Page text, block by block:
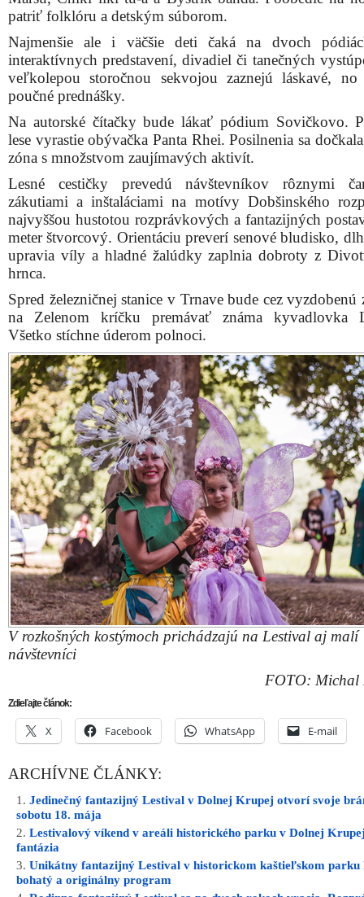
patriť folklóru a detským súborom.
Najmenšie ale i väčšie deti čaká na dvoch
interaktívnych predstavení, divadiel či tanečných
veľkolepou storočnou sekvojou zaznejú láskavé, no
poučné prednášky.
Na autorské čítačky bude lákať pódium Sovičkovo.
lese vyrastie obývačka Panta Rhei. Posilnenia sa
zóna s množstvom zaujímavých aktivít.
Lesné cestičky prevedú návštevníkov rôznymi
zákutiami a inštaláciami na motívy Dobšinského
najvyššou hustotou rozprávkových a fantazijných
meter štvorcový. Orientáciu preverí senové bludisko,
upravia víly a hladné žalúdky zaplnia dobroty z
hrnca.
Spred železničnej stanice v Trnave bude cez vyzdobenú
na Zelenom kríčku premávať známa kyvadlovka
Všetko stíchne úderom polnoci.
V rozkošných kostýmoch prichádzajú na Lestival aj malí
návštevníci
FOTO: Michal
Zdieľajte článok:
X Facebook WhatsApp E-mail
ARCHÍVNE ČLÁNKY:
Jedinečný fantazijný Lestival v Dolnej Krupej otvorí svoje
sobotu 18. mája
Lestivalový víkend v areáli historického parku v Dolnej
fantázia
Unikátny fantazijný Lestival v historickom kaštieľskom parku
bohatý a originálny program